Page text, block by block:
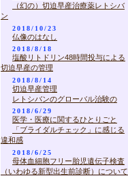
（幻の）切迫早産治療薬レトシバ
ン
2018/10/23
仏像のはなし
2018/8/18
塩酸リトドリン48時間投与による
切迫早産の管理
2018/8/14
切迫早産管理
レトシバンのグローバル治験の
2018/6/29
医学・医療に関するひとりごと
「ブライダルチェック」に感じる
違和感
2018/6/25
母体血細胞フリー胎児遺伝子検査
（いわゆる新型出生前診断）について